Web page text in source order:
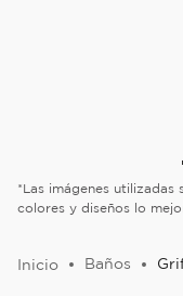
*Las imágenes utilizadas
colores y diseños lo
Baños